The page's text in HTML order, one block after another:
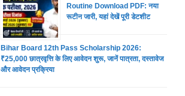
Routine Download PDF: नया
रूटीन जारी, यहां देखें पूरी डेटशीट
Bihar Board 12th Pass Scholarship 2026:
₹25,000 छात्रवृत्ति के लिए आवेदन शुरू, जानें पात्रता, दस्तावेज
और आवेदन प्रक्रिया